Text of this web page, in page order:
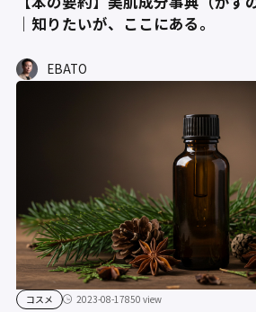
｜知りたいが、ここにある。
EBATO
コスメ 2023-08-17850 view